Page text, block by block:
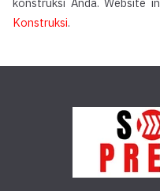
konstruksi Anda. Website
Konstruksi.